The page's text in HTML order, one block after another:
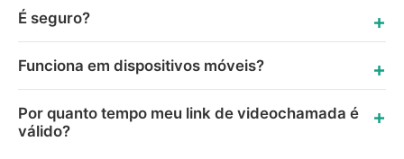
É seguro?
Funciona em dispositivos móveis?
Por quanto tempo meu link de videochamada é
válido?